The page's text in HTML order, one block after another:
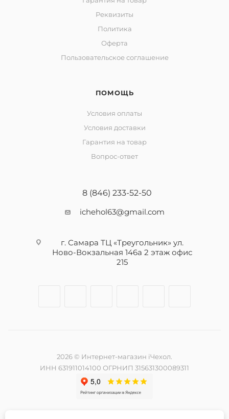
Реквизиты
Политика
Оферта
Пользовательское соглашение
ПОМОЩЬ
Условия оплаты
Условия доставки
Гарантия на товар
Вопрос-ответ
8 (846) 233-52-50
ichehol63@gmail.com
г. Самара ТЦ «Треугольник» ул.
Ново-Вокзальная 146а 2 этаж офис
215
2026 © Интернет-магазин iЧехол.
ИНН 631911014100 ОГРНИП 315631300089311